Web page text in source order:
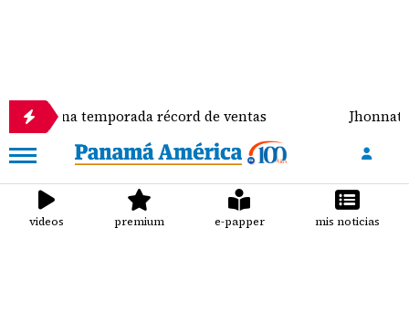
temporada récord de ventas Jhonnatan Mora
videos premium e-papper mis noticias